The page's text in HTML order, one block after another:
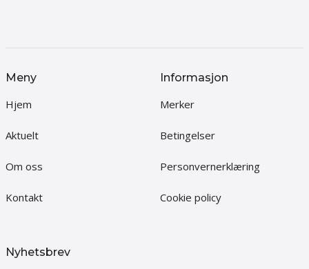
Meny
Hjem
Aktuelt
Om oss
Kontakt
Informasjon
Merker
Betingelser
Personvernerklæring
Cookie policy
Nyhetsbrev